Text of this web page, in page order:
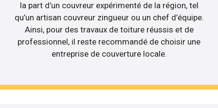
la part d’un couvreur expérimenté de la région, tel
qu’un artisan couvreur zingueur ou un chef d’équipe.
Ainsi, pour des travaux de toiture réussis et de
professionnel, il reste recommandé de choisir une
entreprise de couverture locale.